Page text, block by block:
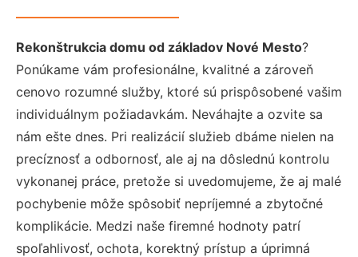
Rekonštrukcia domu od základov Nové Mesto?
Ponúkame vám profesionálne, kvalitné a zároveň
cenovo rozumné služby, ktoré sú prispôsobené vašim
individuálnym požiadavkám. Neváhajte a ozvite sa
nám ešte dnes. Pri realizácií služieb dbáme nielen na
precíznosť a odbornosť, ale aj na dôslednú kontrolu
vykonanej práce, pretože si uvedomujeme, že aj malé
pochybenie môže spôsobiť nepríjemné a zbytočné
komplikácie. Medzi naše firemné hodnoty patrí
spoľahlivosť, ochota, korektný prístup a úprimná